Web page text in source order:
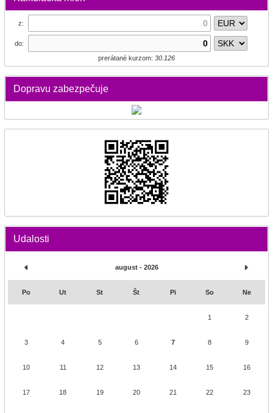
z:
do:
prerátané kurzom: 30.126
Dopravu zabezpečuje
Udalosti
august - 2026
Po Ut St Št Pi So Ne
1 2
3 4 5 6 7 8 9
10 11 12 13 14 15 16
17 18 19 20 21 22 23